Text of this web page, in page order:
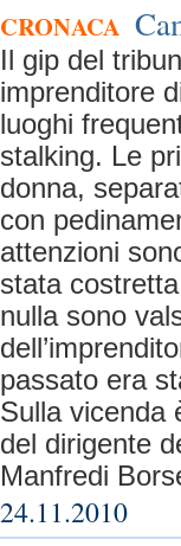
CRONACA
Il gip del
imprenditore
luoghi
stalking. Le
donna,
con
attenzioni
stata
nulla sono
passato era
Sulla vicenda
del dirigente
Manfredi
24.11.2010